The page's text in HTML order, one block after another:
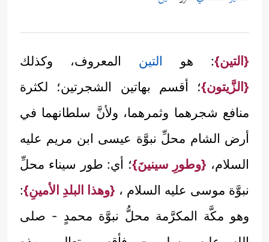
{التين}: هو التين المعروف، وكذلك
{الزَّيتون}؛ أقسم بهاتين الشجرتين؛ لكثرة
منافع شجرهما وثمرهما، ولأنَّ سلطانهما في
أرض الشام محلِّ نبوَّة عيسى ابن مريم عليه
السلام، {وطورِ سينينَ}؛ أي: طور سيناء محلِّ
نبوَّة موسى عليه السلام ، {وهذا البلدِ الأمينِ}:
وهو مكَّة المكرَّمة محلُّ نبوَّة محمدٍ - صلى